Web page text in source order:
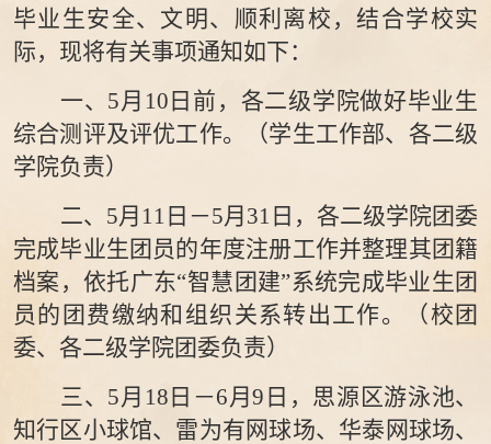
毕业生安全、文明、顺利离校，结合学校实
际，现将有关事项通知如下：
一、 5月 10 日前，各二级学院做好毕业生
综合测评及评优工作。（学生工作部、各二级
学院负责）
二、 5月 11 日 －5月 31 日，各二级学院团委
完成毕业生团员的年度注册工作并整理其团籍
档案，依托广东“智慧团建”系统完成毕业生团
员的团费缴纳和组织关系转出工作。（校团
委、各二级学院团委负责）
三、 5月 18 日 －6月9 日， 思源 区游泳池、
知行区小球馆、 雷为有网球场、 华泰网球场、